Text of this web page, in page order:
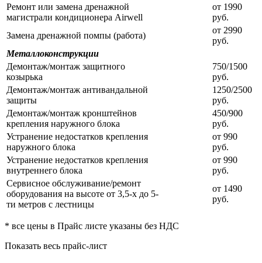
Ремонт или замена дренажной
магистрали кондиционера Airwell
от 1990
руб.
Замена дренажной помпы (работа)
от 2990
руб.
Металлоконструкции
Демонтаж/монтаж защитного
козырька
750/1500
руб.
Демонтаж/монтаж антивандальной
защиты
1250/2500
руб.
Демонтаж/монтаж кронштейнов
крепления наружного блока
450/900
руб.
Устранение недостатков крепления
наружного блока
от 990
руб.
Устранение недостатков крепления
внутреннего блока
от 990
руб.
Сервисное обслуживание/ремонт
оборудования на высоте от 3,5-х до 5-
ти метров с лестницы
от 1490
руб.
* все цены в Прайс листе указаны без НДС
Показать весь прайс-лист